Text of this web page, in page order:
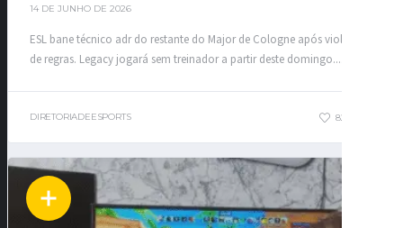
14 DE JUNHO DE 2026
ESL bane técnico adr do restante do Major de Cologne após violações
de regras. Legacy jogará sem treinador a partir deste domingo....
DIRETORIADEESPORTS 82